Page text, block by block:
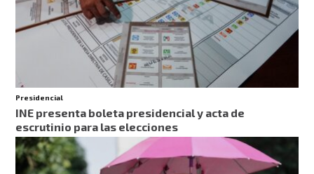
Presidencial
INE presenta boleta presidencial y acta de
escrutinio para las elecciones